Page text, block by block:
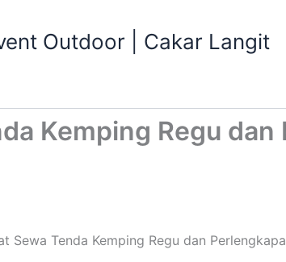
Outdoor | Cakar Langit
Kemping Regu
Sewa Tenda Kemping Regu dan